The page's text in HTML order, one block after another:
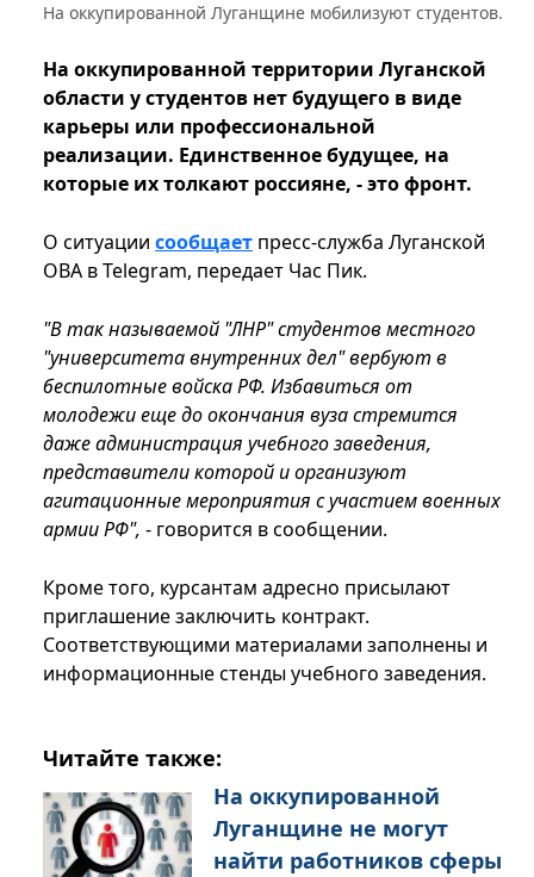
На оккупированной Луганщине мобилизуют студентов.
На оккупированной территории Луганской
области у студентов нет будущего в виде
карьеры или профессиональной
реализации. Единственное будущее, на
которые их толкают россияне, - это фронт.
О ситуации сообщает пресс-служба Луганской
ОВА в Telegram, передает Час Пик.
"В так называемой "ЛНР" студентов местного
"университета внутренних дел" вербуют в
беспилотные войска РФ. Избавиться от
молодежи еще до окончания вуза стремится
даже администрация учебного заведения,
представители которой и организуют
агитационные мероприятия с участием военных
армии РФ", - говорится в сообщении.
Кроме того, курсантам адресно присылают
приглашение заключить контракт.
Соответствующими материалами заполнены и
информационные стенды учебного заведения.
Читайте также:
На оккупированной
Луганщине не могут
найти работников сферы